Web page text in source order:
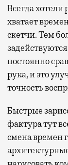
Всегда хотели
хватает
скетчи. Тем
постоянно
рука, и это
точность
Быстрые
фактура тут
смена времен